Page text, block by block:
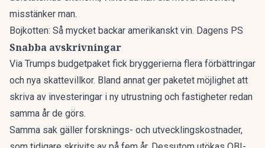
misstänker man.
Bojkotten: Så mycket backar amerikanskt vin. Dagens PS
Snabba avskrivningar
Via Trumps budgetpaket fick bryggerierna flera förbättringar
och nya skattevillkor. Bland annat ger paketet möjlighet att
skriva av investeringar i ny utrustning och fastigheter redan
samma år de görs.
Samma sak gäller forsknings- och utvecklingskostnader,